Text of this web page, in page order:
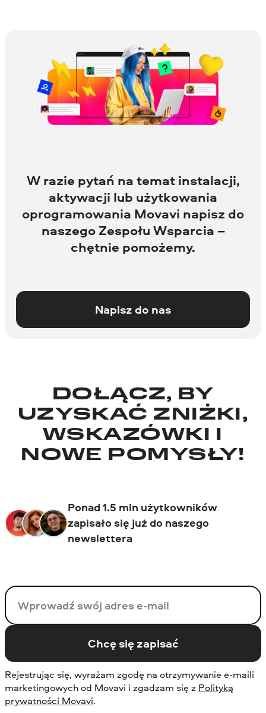
W razie pytań na temat instalacji,
aktywacji lub użytkowania
oprogramowania Movavi napisz do
naszego Zespołu Wsparcia –
chętnie pomożemy.
Napisz do nas
DOŁĄCZ, BY
UZYSKAĆ ZNIŻKI,
WSKAZÓWKI I
NOWE POMYSŁY!
Ponad 1.5 mln użytkowników
zapisało się już do naszego
newslettera
Twój email
Chcę się zapisać
Rejestrując się, wyrażam zgodę na otrzymywanie e-maili
marketingowych od Movavi i zgadzam się z Polityką
prywatności Movavi.